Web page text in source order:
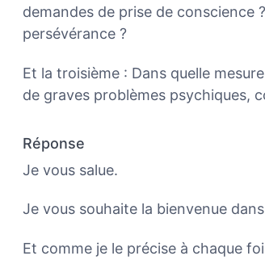
demandes de prise de conscience
persévérance ?
Et la troisième : Dans quelle
de graves problèmes psychiques,
Réponse
Je vous salue.
Je vous souhaite la bienvenue
Et comme je le précise à chaque